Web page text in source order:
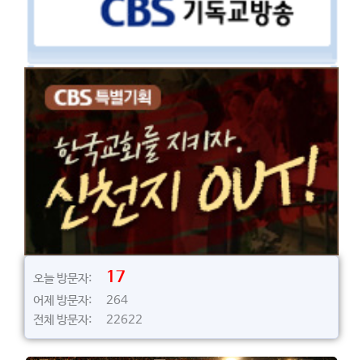
오늘 방문자: 17
어제 방문자: 264
전체 방문자: 22622